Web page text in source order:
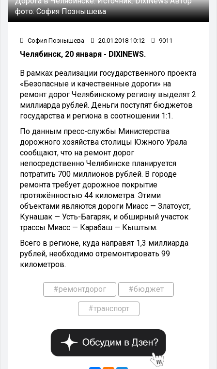
фото:София Познышева
София Познышева 20.01.2018 10:12 9011
Челябинск, 20 января - DIXINEWS.
В рамках реализации государственного проекта
«Безопасные и качественные дороги» на
ремонт дорог Челябинскому региону выделят 2
миллиарда рублей. Деньги поступят бюджетов
государства и региона в соотношении 1:1.
По данным пресс-службы Министерства
дорожного хозяйства столицы Южного Урала
сообщают, что на ремонт дорог
непосредственно Челябинске планируется
потратить 700 миллионов рублей. В городе
ремонта требует дорожное покрытие
протяжённостью 44 километра. Этими
объектами являются дороги Миасс — Златоуст,
Кунашак — Усть-Багаряк, и обширный участок
трассы Миасс — Карабаш — Кыштым.
Всего в регионе, куда направят 1,3 миллиарда
рублей, необходимо отремонтировать 99
километров.
#ремонтдорог #бюджет
#транспорт